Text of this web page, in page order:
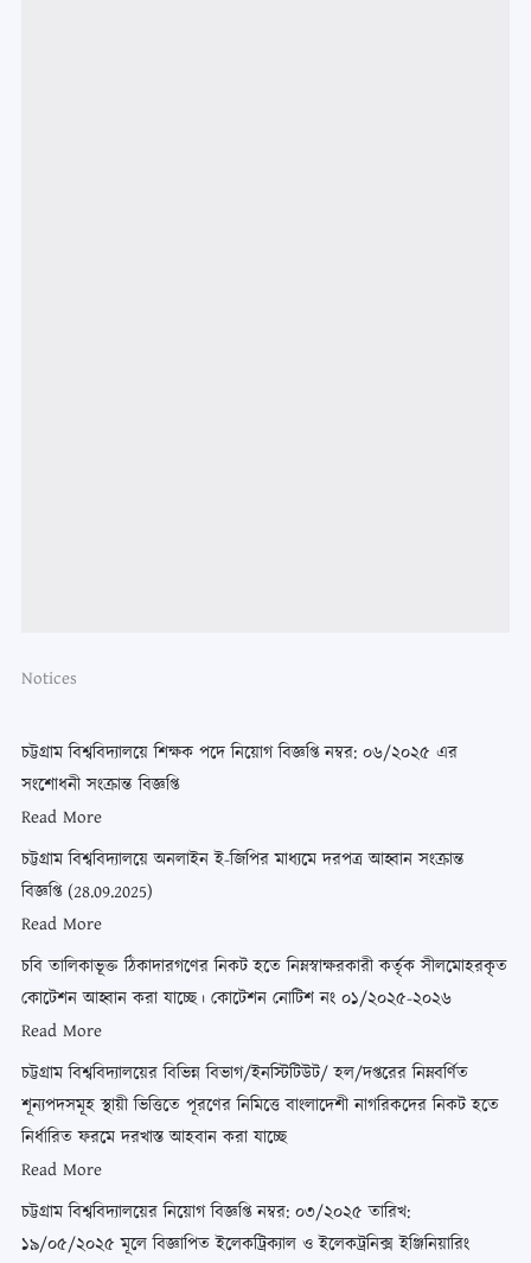
Notices
চট্টগ্রাম বিশ্ববিদ্যালয়ে শিক্ষক পদে নিয়োগ বিজ্ঞপ্তি নম্বর: ০৬/২০২৫ এর
সংশোধনী সংক্রান্ত বিজ্ঞপ্তি
Read More
চট্টগ্রাম বিশ্ববিদ্যালয়ে অনলাইন ই-জিপির মাধ্যমে দরপত্র আহ্বান সংক্রান্ত
বিজ্ঞপ্তি (28.09.2025)
Read More
চবি তালিকাভূক্ত ঠিকাদারগণের নিকট হতে নিম্নস্বাক্ষরকারী কর্তৃক সীলমোহরকৃত
কোটেশন আহ্বান করা যাচ্ছে। কোটেশন নোটিশ নং ০১/২০২৫-২০২৬
Read More
চট্টগ্রাম বিশ্ববিদ্যালয়ের বিভিন্ন বিভাগ/ইনস্টিটিউট/ হল/দপ্তরের নিম্নবর্ণিত
শূন্যপদসমূহ স্থায়ী ভিত্তিতে পূরণের নিমিত্তে বাংলাদেশী নাগরিকদের নিকট হতে
নির্ধারিত ফরমে দরখাস্ত আহবান করা যাচ্ছে
Read More
চট্টগ্রাম বিশ্ববিদ্যালয়ের নিয়োগ বিজ্ঞপ্তি নম্বর: ০৩/২০২৫ তারিখ:
১৯/০৫/২০২৫ মূলে বিজ্ঞাপিত ইলেকট্রিক্যাল ও ইলেকট্রনিক্স ইঞ্জিনিয়ারিং